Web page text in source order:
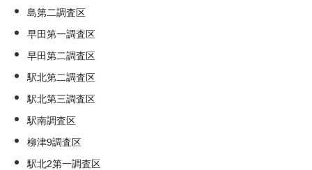
島第二調査区
早田第一調査区
早田第二調査区
駅北第二調査区
駅北第三調査区
駅南調査区
柳津9調査区
駅北2第一調査区